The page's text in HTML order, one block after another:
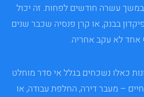
עשרה חודשים לפחות. זה יכול
בבנק, או קרן פנסיה שכבר שנים
אחד לא עקב אחריה.
כאלו נשכחים בגלל אי סדר מוחלט
– מעבר דירה, החלפת עבודה, או